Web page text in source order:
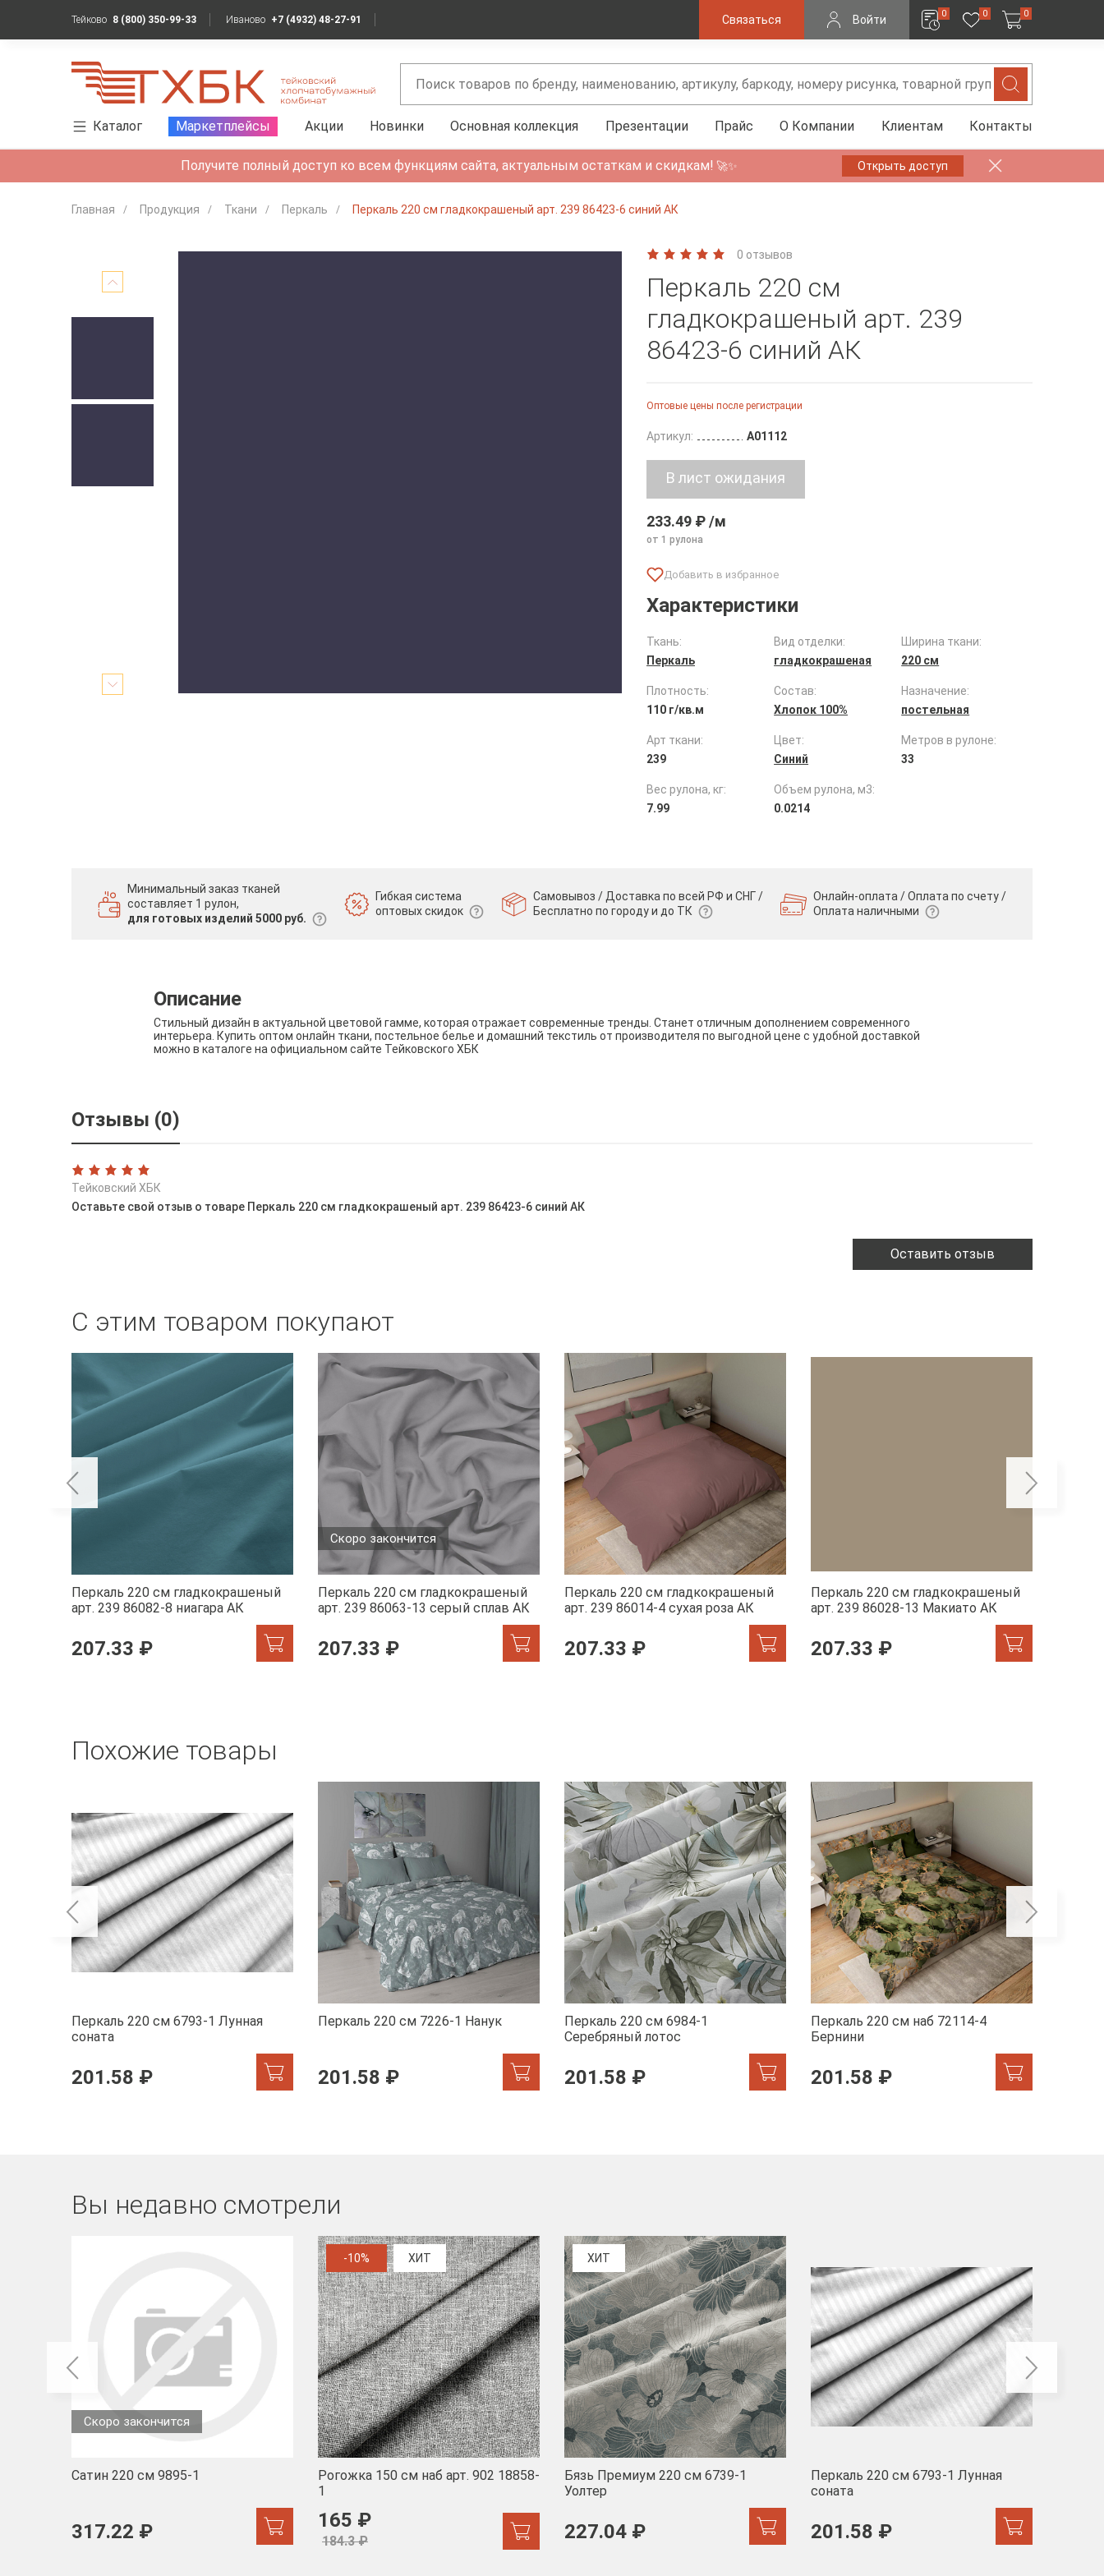
Тейково 8 (800) 350-99-33 Иваново +7 (4932) 48-27-91 Связаться Войти 0 0 0
Каталог Маркетплейсы Акции Новинки Основная коллекция Презентации Прайс О Компании Клиентам Контакты
Получите полный доступ ко всем функциям сайта, актуальным остаткам и скидкам! 🚀✨ Открыть доступ
Главная Продукция Ткани Перкаль Перкаль 220 см гладкокрашеный арт. 239 86423-6 синий АК
0 отзывов
Перкаль 220 см
гладкокрашеный арт. 239
86423-6 синий АК
Оптовые цены после регистрации
Артикул: A01112
233.49 ₽ /м
от 1 рулона
Характеристики
Ткань:
Перкаль
Вид отделки:
гладкокрашеная
Ширина ткани:
220 см
Плотность:
110 г/кв.м
Состав:
Хлопок 100%
Назначение:
постельная
Арт ткани:
239
Цвет:
Синий
Метров в рулоне:
33
Вес рулона, кг:
7.99
Объем рулона, м3:
0.0214
Минимальный заказ тканей
составляет 1 рулон,
для готовых изделий 5000 руб.
Гибкая система
оптовых скидок
Самовывоз / Доставка по всей РФ и СНГ /
Бесплатно по городу и до ТК
Онлайн-оплата / Оплата по счету /
Оплата наличными
Описание
Стильный дизайн в актуальной цветовой гамме, которая отражает современные тренды. Станет отличным дополнением современного
интерьера. Купить оптом онлайн ткани, постельное белье и домашний текстиль от производителя по выгодной цене с удобной доставкой
можно в каталоге на официальном сайте Тейковского ХБК
Отзывы (0)
Тейковский ХБК
Оставьте свой отзыв о товаре Перкаль 220 см гладкокрашеный арт. 239 86423-6 синий АК
Оставить отзыв
С этим товаром покупают
Перкаль 220 см гладкокрашеный
арт. 239 86082-8 ниагара АК
207.33 ₽
Скоро закончится
Перкаль 220 см гладкокрашеный
арт. 239 86063-13 серый сплав АК
207.33 ₽
Перкаль 220 см гладкокрашеный
арт. 239 86014-4 сухая роза АК
207.33 ₽
Перкаль 220 см гладкокрашеный
арт. 239 86028-13 Макиато АК
207.33 ₽
Похожие товары
Перкаль 220 см 6793-1 Лунная
соната
201.58 ₽
Перкаль 220 см 7226-1 Нанук
201.58 ₽
Перкаль 220 см 6984-1
Серебряный лотос
201.58 ₽
Перкаль 220 см наб 72114-4
Бернини
201.58 ₽
Вы недавно смотрели
Скоро закончится
Сатин 220 см 9895-1
317.22 ₽
-10% ХИТ
Рогожка 150 см наб арт. 902 18858-
1
165 ₽
184.3 ₽
ХИТ
Бязь Премиум 220 см 6739-1
Уолтер
227.04 ₽
Перкаль 220 см 6793-1 Лунная
соната
201.58 ₽